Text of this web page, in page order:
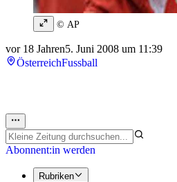
© AP
vor 18 Jahren5. Juni 2008 um 11:39
ÖsterreichFussball
Abonnent:in werden
Rubriken